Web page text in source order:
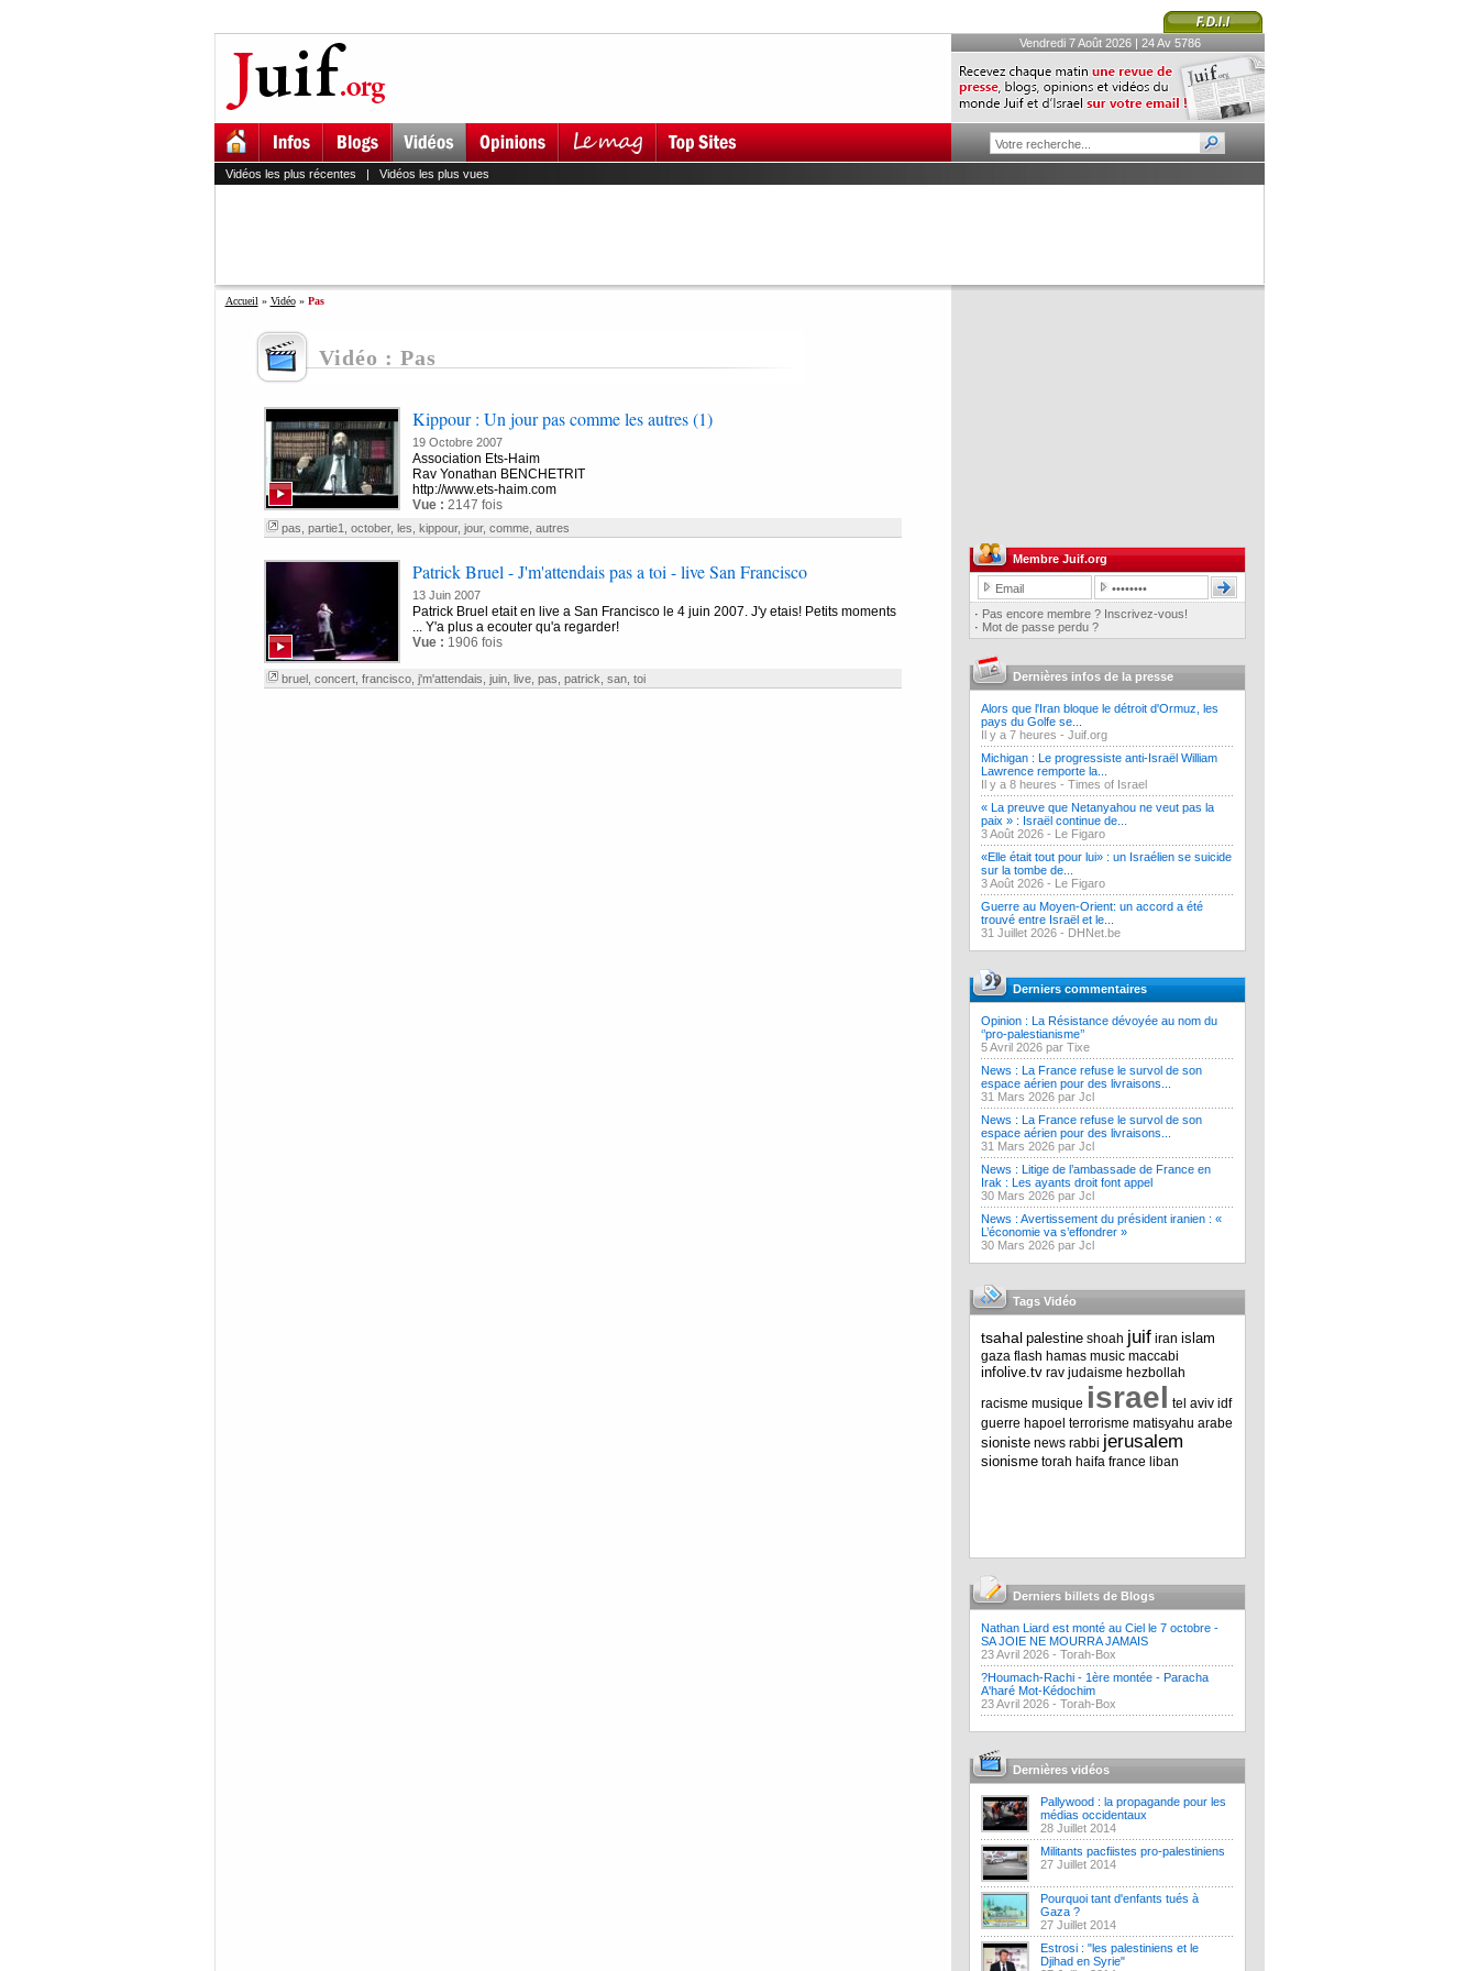
Vendredi 7 Août 2026 | 24 Av 5786
Vidéos les plus récentes | Vidéos les plus vues
Accueil » Vidéo» Pas
Vidéo : Pas
Kippour : Un jour pas comme les autres (1)
19 Octobre 2007
Association Ets-Haim
Rav Yonathan BENCHETRIT
http://www.ets-haim.com
Vue : 2147 fois
pas partie1 october, les kippour, jour, comme, autres
Patrick Bruel - J'm'attendais pas a toi - live San Francisco
13 Juin 2007
Patrick Bruel etait en live a San Francisco le 4 juin 2007. J'y etais! Petits moments
... Y'a plus a ecouter qu'a regarder!
Vue : 1906 fois
bruel, concert, francisco, j'm'attendais juin, live, pas patrick san, toi
Membre Juif.org
· Pas encore membre ? Inscrivez-vous!
· Mot de passe perdu ?
Dernières infos de la presse
Alors que l'Iran bloque le détroit d'Ormuz, les
pays du Golfe se...
Il y a 7 heures - Juif.org
Michigan : Le progressiste anti-Israël William
Lawrence remporte la...
Il y a 8 heures - Times of Israel
« La preuve que Netanyahou ne veut pas la
paix » : Israël continue de...
3 Août 2026 - Le Figaro
«Elle était tout pour lui» : un Israélien se suicide
sur la tombe de...
3 Août 2026 - Le Figaro
Guerre au Moyen-Orient: un accord a été
trouvé entre Israël et le...
31 Juillet 2026 - DHNet.be
Derniers commentaires
Opinion : La Résistance dévoyée au nom du
‘’pro-palestianisme’’
5 Avril 2026 par Tixe
News : La France refuse le survol de son
espace aérien pour des livraisons...
31 Mars 2026 par Jcl
News : La France refuse le survol de son
espace aérien pour des livraisons...
31 Mars 2026 par Jcl
News : Litige de l’ambassade de France en
Irak : Les ayants droit font appel
30 Mars 2026 par Jcl
News : Avertissement du président iranien : «
L’économie va s’effondrer »
30 Mars 2026 par Jcl
Tags Vidéo
tsahal palestine shoah juif iran islam
gaza flash hamas music maccabi
infolive.tv rav judaisme hezbollah
racisme musique israel tel aviv idf
guerre hapoel terrorisme matisyahu arabe
sioniste news rabbi jerusalem
sionisme torah haifa france liban
Derniers billets de Blogs
Nathan Liard est monté au Ciel le 7 octobre -
SA JOIE NE MOURRA JAMAIS
23 Avril 2026 - Torah-Box
?Houmach-Rachi - 1ère montée - Paracha
A'haré Mot-Kédochim
23 Avril 2026 - Torah-Box
Dernières vidéos
Pallywood : la propagande pour les
médias occidentaux
28 Juillet 2014
Militants pacfiistes pro-palestiniens
27 Juillet 2014
Pourquoi tant d'enfants tués à
Gaza ?
27 Juillet 2014
Estrosi : "les palestiniens et le
Djihad en Syrie"